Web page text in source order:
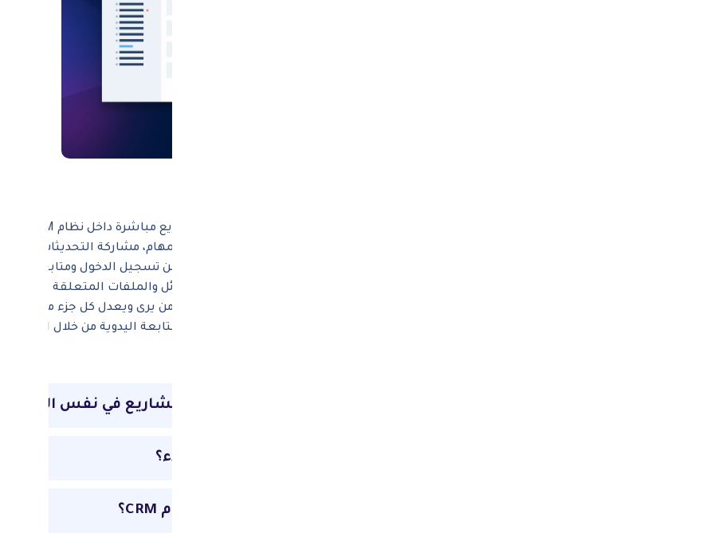
: إدارة المشاريع مباشرة داخل نظام CRM دون الحاجة لتطبيقات خارجية.
: توزيع المهام، مشاركة التحديثات،
: تمكين العملاء من تسجيل الدخول ومتابعة حالة
: حفظ جميع الرسائل والملفات المتعلقة
: التحكم في من يرى ويعدل كل جزء من
: تقليل التأخير والمتابعة اليدوية من خلال التتبع
هل يمكنني إدارة عدة مشاريع في نفس الوقت؟
هل يدعم وصول العملاء؟
هل هو مدمج داخل نظام CRM؟